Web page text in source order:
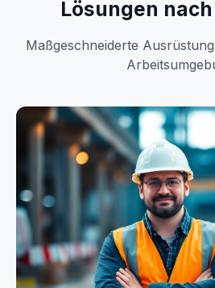
Lösungen
Maßgeschneiderte